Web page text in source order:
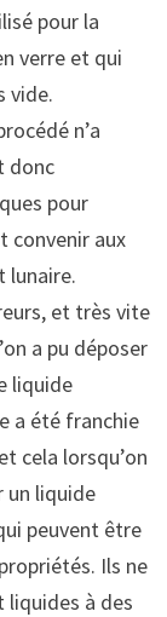
pour la
verre et qui
vide.
n’a
donc
pour
convenir aux
lunaire.
et très vite
a pu déposer
liquide
a été franchie
cela lorsqu’on
un liquide
peuvent être
Ils ne
liquides à des